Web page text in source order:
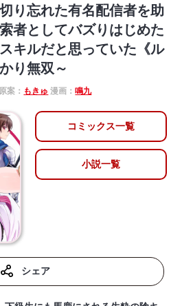
り忘れた有名配信者を助
者としてバズりはじめた
キルだと思っていた《ル
り無双～
案： もきゅ 漫画：鳴九
コミックス一覧
小説一覧
シェア